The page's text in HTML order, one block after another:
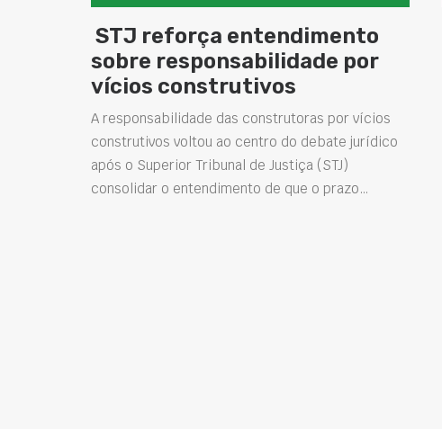
STJ reforça entendimento
sobre responsabilidade por
vícios construtivos
A responsabilidade das construtoras por vícios
construtivos voltou ao centro do debate jurídico
após o Superior Tribunal de Justiça (STJ)
consolidar o entendimento de que o prazo…